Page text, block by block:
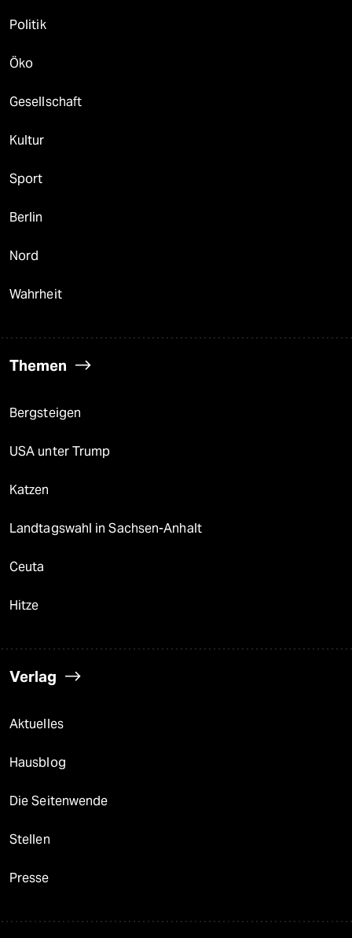
Politik
Öko
Gesellschaft
Kultur
Sport
Berlin
Nord
Wahrheit
Themen
Bergsteigen
USA unter Trump
Katzen
Landtagswahl in Sachsen-Anhalt
Ceuta
Hitze
Verlag
Aktuelles
Hausblog
Die Seitenwende
Stellen
Presse